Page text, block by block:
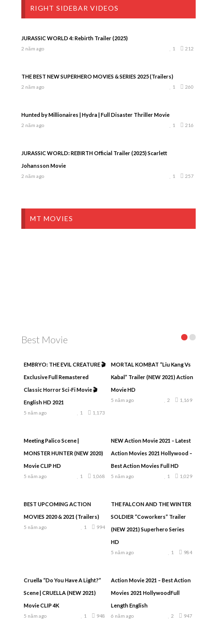
RIGHT SIDEBAR VIDEOS
JURASSIC WORLD 4: Rebirth Trailer (2025)
2 năm ago 212
1
THE BEST NEW SUPERHERO MOVIES & SERIES 2025 (Trailers)
2 năm ago 260
1
Hunted by Millionaires | Hydra | Full Disaster Thriller Movie
2 năm ago 216
1
JURASSIC WORLD: REBIRTH Official Trailer (2025) Scarlett
Johansson Movie
2 năm ago 257
1
MT MOVIES
Best Movie
EMBRYO: THE EVIL CREATURE 🎬
Exclusive Full Remastered
Classic Horror Sci-Fi Movie 🎬
English HD 2021
5 năm ago 1,173
1
MORTAL KOMBAT “Liu Kang Vs
Kabal” Trailer (NEW 2021) Action
Movie HD
5 năm ago 1,169
2
Meeting Palico Scene |
MONSTER HUNTER (NEW 2020)
Movie CLIP HD
5 năm ago 1,068
1
NEW Action Movie 2021 – Latest
Action Movies 2021 Hollywood –
Best Action Movies Full HD
5 năm ago 1,029
1
BEST UPCOMING ACTION
MOVIES 2020 & 2021 (Trailers)
5 năm ago 994
1
THE FALCON AND THE WINTER
SOLDIER “Coworkers” Trailer
(NEW 2021) Superhero Series
HD
5 năm ago 984
1
Cruella “Do You Have A Light?”
Scene | CRUELLA (NEW 2021)
Movie CLIP 4K
5 năm ago 948
1
Action Movie 2021 – Best Action
Movies 2021 HollywoodFull
Length English
6 năm ago 947
2